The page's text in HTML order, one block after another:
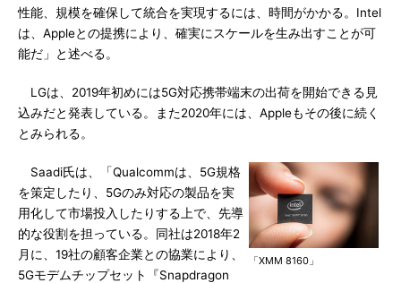
性能、規模を確保して統合を実現するには、時間がかかる。Intel
は、Appleとの提携により、確実にスケールを生み出すことが可
能だ」と述べる。
LGは、2019年初めには5G対応携帯端末の出荷を開始できる見
込みだと発表している。また2020年には、Appleもその後に続く
とみられる。
「XMM 8160」
Saadi氏は、「Qualcommは、5G規格
を策定したり、5Gのみ対応の製品を実
用化して市場投入したりする上で、先導
的な役割を担っている。同社は2018年2
月に、19社の顧客企業との協業により、
5Gモデムチップセット『Snapdragon